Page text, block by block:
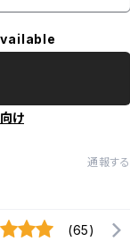
け
通報する
(65)